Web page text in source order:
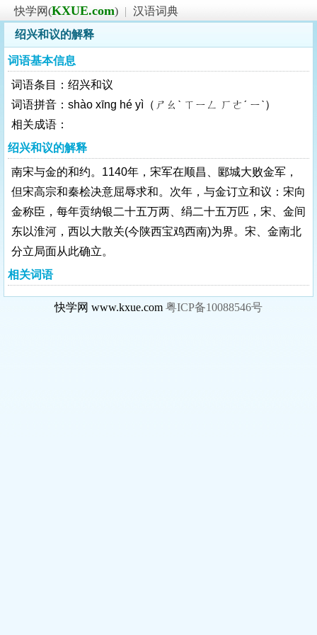
快学网(KXUE.com) | 汉语词典
绍兴和议的解释
词语基本信息
词语条目：绍兴和议
词语拼音：shào xīng hé yì（ㄕㄠˋ ㄒㄧㄥ ㄏㄜˊ ㄧˋ）
相关成语：
绍兴和议的解释
南宋与金的和约。1140年，宋军在顺昌、郾城大败金军，
但宋高宗和秦桧决意屈辱求和。次年，与金订立和议：宋向
金称臣，每年贡纳银二十五万两、绢二十五万匹，宋、金间
东以淮河，西以大散关(今陕西宝鸡西南)为界。宋、金南北
分立局面从此确立。
相关词语
快学网 www.kxue.com 粤ICP备10088546号